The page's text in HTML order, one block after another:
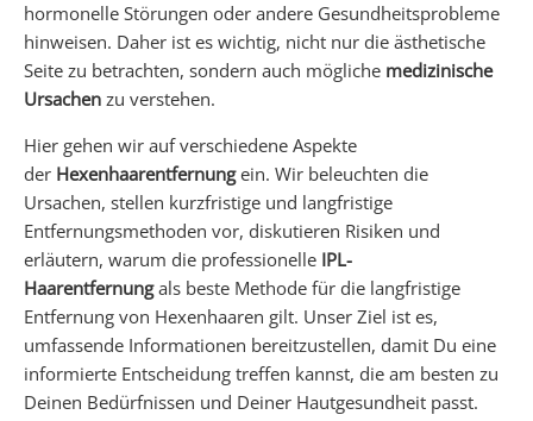
hormonelle Störungen oder andere Gesundheitsprobleme
hinweisen. Daher ist es wichtig, nicht nur die ästhetische
Seite zu betrachten, sondern auch mögliche medizinische
Ursachen zu verstehen.
Hier gehen wir auf verschiedene Aspekte
der Hexenhaarentfernungein. Wir beleuchten die
Ursachen, stellen kurzfristige und langfristige
Entfernungsmethoden vor, diskutieren Risiken und
erläutern, warum die professionelle IPL-
Haarentfernungals beste Methode für die langfristige
Entfernung von Hexenhaaren gilt. Unser Ziel ist es,
umfassende Informationen bereitzustellen, damit Du eine
informierte Entscheidung treffen kannst, die am besten zu
Deinen Bedürfnissen und Deiner Hautgesundheit passt.